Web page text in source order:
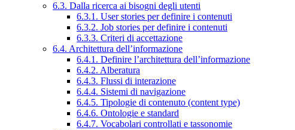
6.3. Dalla ricerca ai bisogni degli utenti
6.3.1. User stories per definire i contenuti
6.3.2. Job stories per definire i contenuti
6.3.3. Criteri di accettazione
6.4. Architettura dell’informazione
6.4.1. Definire l’architettura dell’informazione
6.4.2. Alberatura
6.4.3. Flussi di interazione
6.4.4. Sistemi di navigazione
6.4.5. Tipologie di contenuto (content type)
6.4.6. Ontologie e standard
6.4.7. Vocabolari controllati e tassonomie